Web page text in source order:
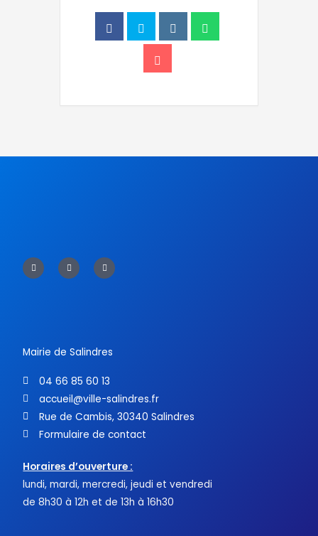
a
c
e
w
i
t
o
u
t
Mairie de Salindres
04 66 85 60 13
accueil@ville-salindres.fr
Rue de Cambis, 30340 Salindres
Formulaire de contact
Horaires d’ouverture :
lundi, mardi, mercredi, jeudi et vendredi
de 8h30 à 12h et de 13h à 16h30